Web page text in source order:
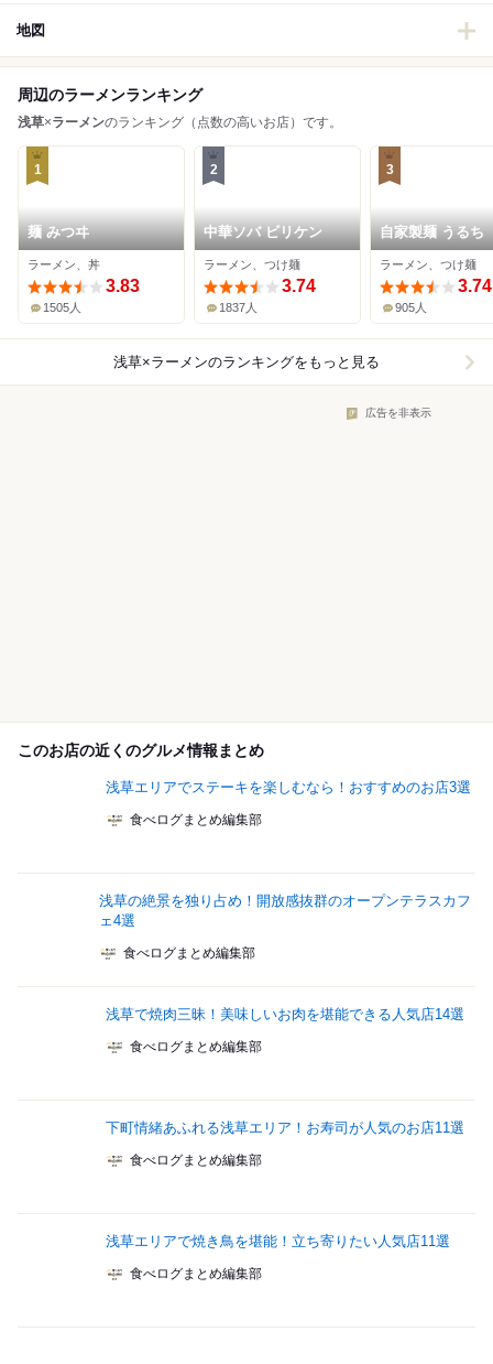
地図
周辺のラーメンランキング
浅草×ラーメンのランキング（点数の高いお店）です。
1
麺 みつヰ
ラーメン、丼
3.83
1505人
2
中華ソバ ビリケン
ラーメン、つけ麺
3.74
1837人
3
自家製麺 うるち
ラーメン、つけ麺
3.74
905人
浅草×ラーメンのランキングをもっと見る
広告を非表示
このお店の近くのグルメ情報まとめ
浅草エリアでステーキを楽しむなら！おすすめのお店3選
食べログまとめ編集部
浅草の絶景を独り占め！開放感抜群のオープンテラスカフ
ェ4選
食べログまとめ編集部
浅草で焼肉三昧！美味しいお肉を堪能できる人気店14選
食べログまとめ編集部
下町情緒あふれる浅草エリア！お寿司が人気のお店11選
食べログまとめ編集部
浅草エリアで焼き鳥を堪能！立ち寄りたい人気店11選
食べログまとめ編集部